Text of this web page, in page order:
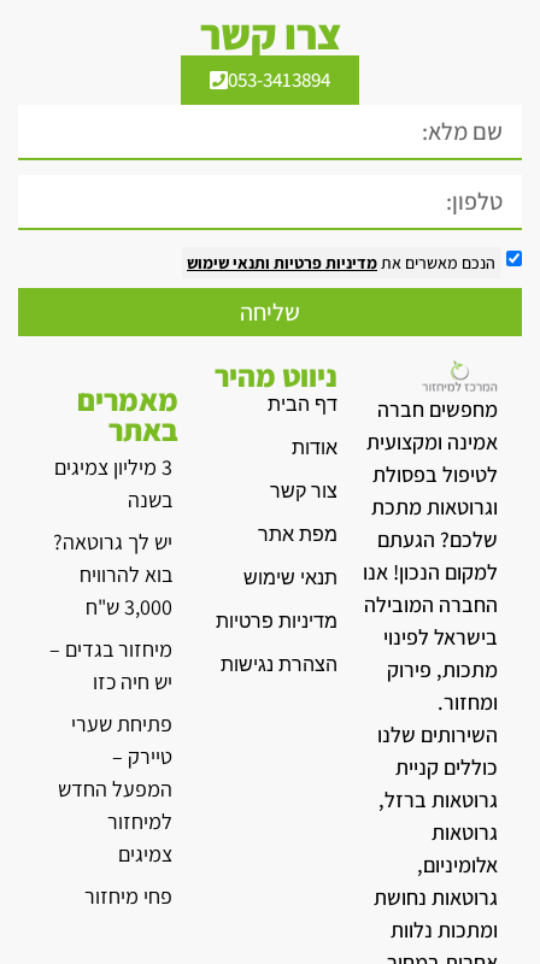
צרו קשר
053-3413894
הנכם מאשרים אתמדיניות פרטיות ותנאי שימוש
שליחה
מחפשים חברה
אמינה ומקצועית
לטיפול בפסולת
וגרוטאות מתכת
שלכם? הגעתם
למקום הנכון! אנו
החברה המובילה
בישראל לפינוי
מתכות, פירוק
ומחזור.
השירותים שלנו
כוללים קניית
גרוטאות ברזל,
גרוטאות
אלומיניום,
גרוטאות נחושת
ומתכות נלוות
ניווט מהיר
דף הבית
אודות
צור קשר
מפת אתר
תנאי שימוש
מדיניות פרטיות
הצהרת נגישות
מאמרים
באתר
3 מיליון צמיגים
בשנה
יש לך גרוטאה?
בוא להרוויח
3,000 ש"ח
מיחזור בגדים –
יש חיה כזו
פתיחת שערי
טיירק –
המפעל החדש
למיחזור
צמיגים
פחי מיחזור